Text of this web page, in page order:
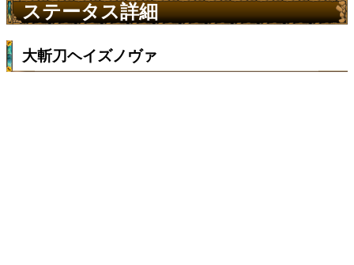
ステータス詳細
大斬刀ヘイズノヴァ